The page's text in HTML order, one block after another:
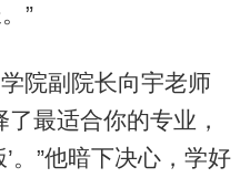
”
院副院长向宇老师
最适合你的专业，
。”他暗下决心，学好